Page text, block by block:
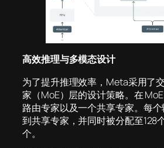
高效推理与多模态设计
为了提升推理效率，Meta采用了
家（MoE）层的设计策略。在
路由专家以及一个共享专家。每
到共享专家，并同时被分配至128
个。